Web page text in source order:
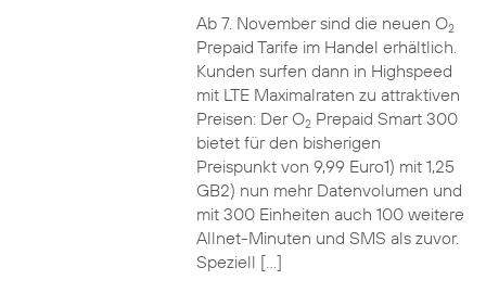
Ab 7. November sind die neuen O2
Prepaid Tarife im Handel erhältlich.
Kunden surfen dann in Highspeed
mit LTE Maximalraten zu attraktiven
Preisen: Der O2Prepaid Smart 300
bietet für den bisherigen
Preispunkt von 9,99 Euro1) mit 1,25
GB2) nun mehr Datenvolumen und
mit 300 Einheiten auch 100 weitere
Allnet-Minuten und SMS als zuvor.
Speziell […]